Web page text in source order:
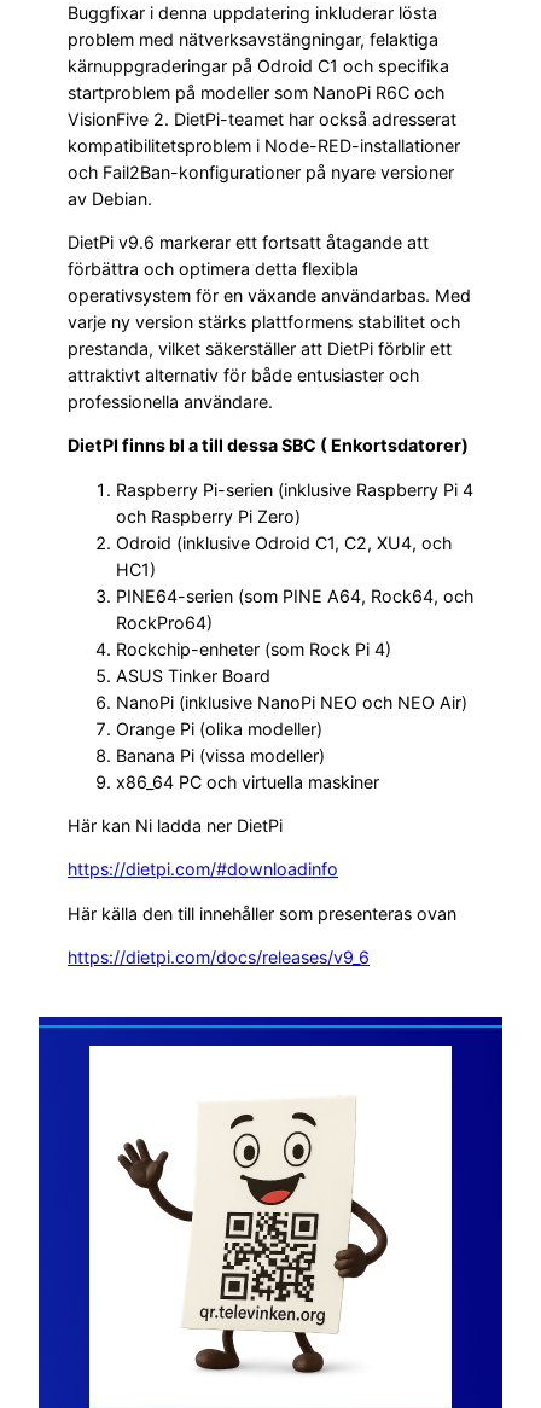
Buggfixar i denna uppdatering inkluderar lösta
problem med nätverksavstängningar, felaktiga
kärnuppgraderingar på Odroid C1 och specifika
startproblem på modeller som NanoPi R6C och
VisionFive 2. DietPi-teamet har också adresserat
kompatibilitetsproblem i Node-RED-installationer
och Fail2Ban-konfigurationer på nyare versioner
av Debian.
DietPi v9.6 markerar ett fortsatt åtagande att
förbättra och optimera detta flexibla
operativsystem för en växande användarbas. Med
varje ny version stärks plattformens stabilitet och
prestanda, vilket säkerställer att DietPi förblir ett
attraktivt alternativ för både entusiaster och
professionella användare.
DietPI finns bl a till dessa SBC ( Enkortsdatorer)
Raspberry Pi-serien (inklusive Raspberry Pi 4
och Raspberry Pi Zero)
Odroid (inklusive Odroid C1, C2, XU4, och
HC1)
PINE64-serien (som PINE A64, Rock64, och
RockPro64)
Rockchip-enheter (som Rock Pi 4)
ASUS Tinker Board
NanoPi (inklusive NanoPi NEO och NEO Air)
Orange Pi (olika modeller)
Banana Pi (vissa modeller)
x86_64 PC och virtuella maskiner
Här kan Ni ladda ner DietPi
https://dietpi.com/#downloadinfo
Här källa den till innehåller som presenteras ovan
https://dietpi.com/docs/releases/v9_6